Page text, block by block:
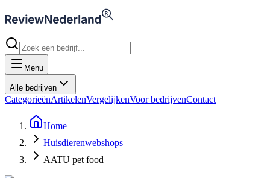
Menu
Alle bedrijven
CategorieënArtikelenVergelijkenVoor bedrijvenContact
Home
Huisdierenwebshops
AATU pet food